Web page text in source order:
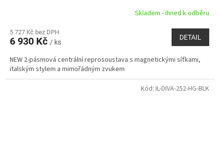
R
M
A
Skladem - ihned k odběru
5 727 Kč bez DPH
6 930 Kč / ks
DETAIL
NEW 2-pásmová centrální reprosoustava s magnetickými síťkami,
italským stylem a mimořádným zvukem
Kód: IL-DIVA-252-HG-BLK